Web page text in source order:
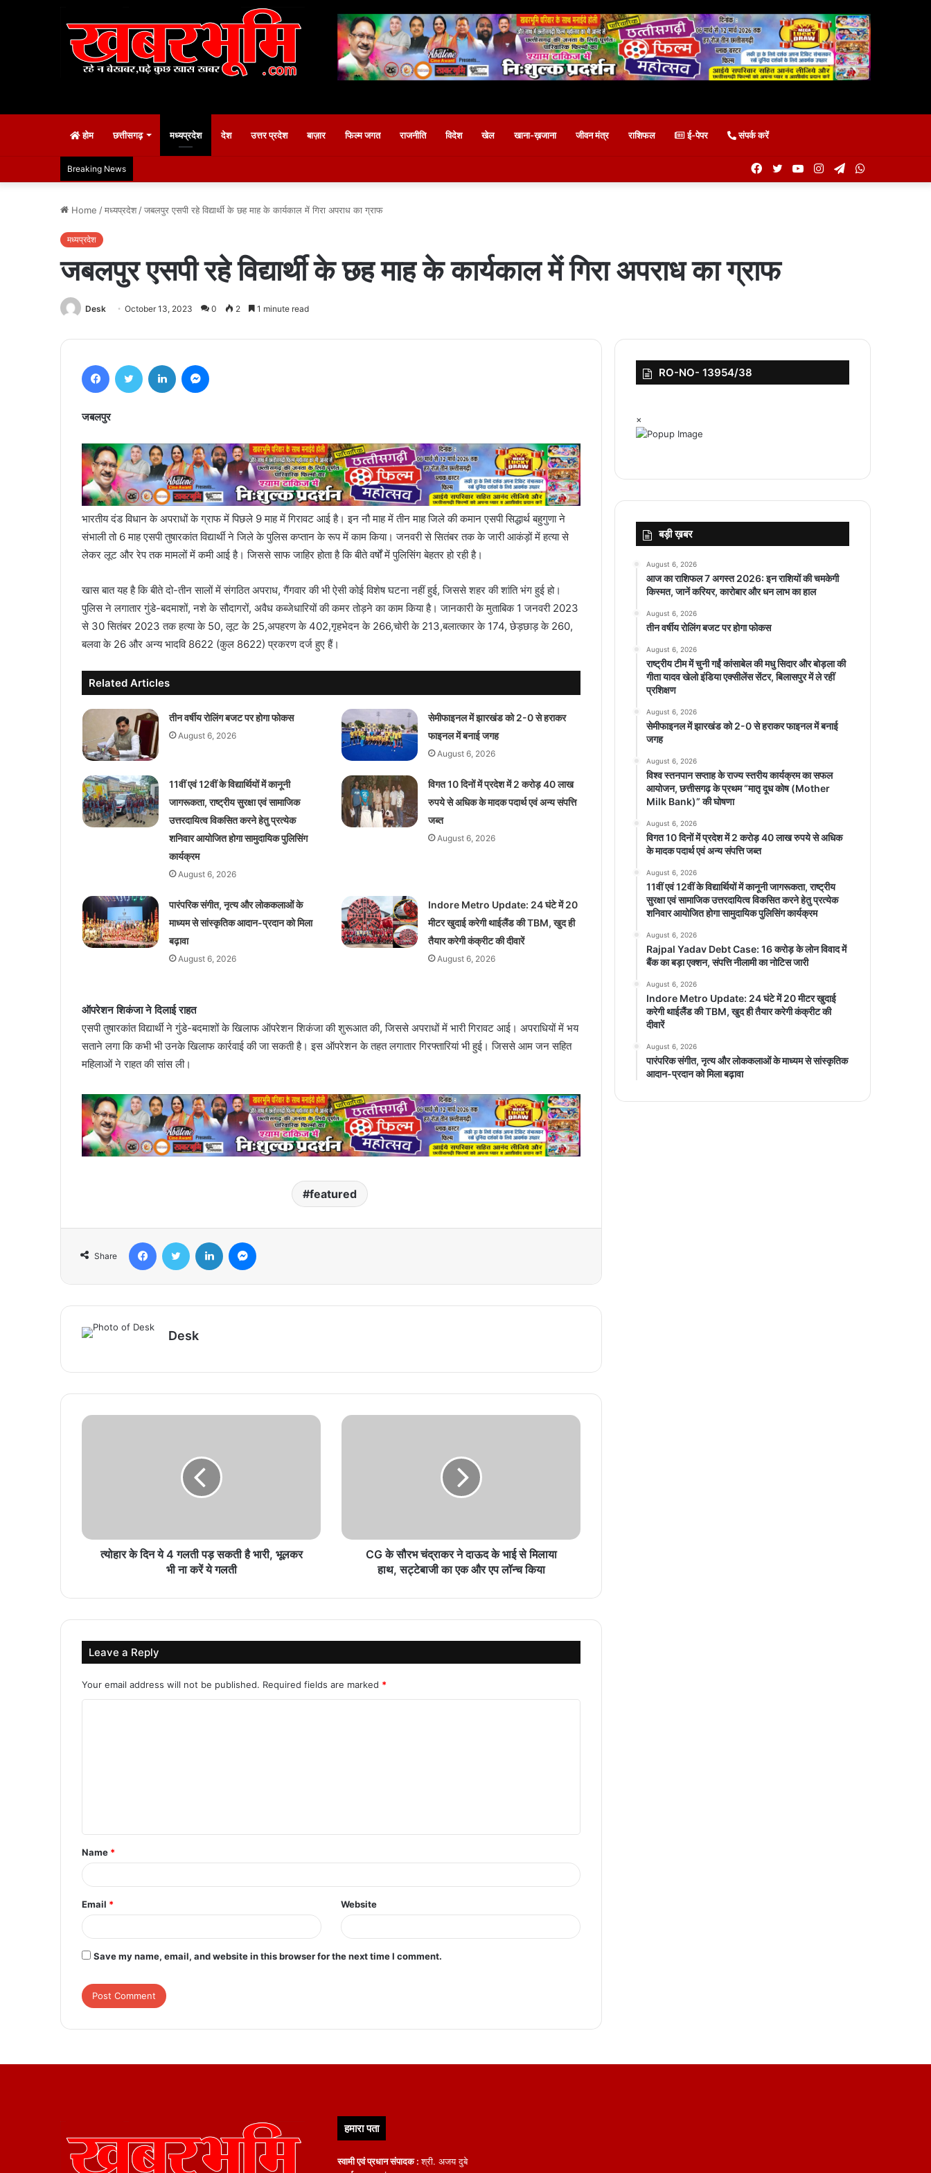
होम छत्तीसगढ़ मध्यप्रदेश देश उत्तर प्रदेश बाज़ार फिल्म जगत राजनीति विदेश खेल खाना-ख़जाना जीवन मंत्र राशिफल ई-पेपर संपर्क करें
Breaking News Telegram
Instagram
YouTube
Twitter
Facebook
Home /मध्यप्रदेश /जबलपुर एसपी रहे विद्यार्थी के छह माह के कार्यकाल में गिरा अपराध का ग्राफ
मध्यप्रदेश
जबलपुर एसपी रहे विद्यार्थी के छह माह के कार्यकाल में गिरा अपराध का ग्राफ
Desk October 13, 2023 0 2 1 minute read
जबलपुर
भारतीय दंड विधान के अपराधों के ग्राफ में पिछले 9 माह में गिरावट आई है। इन नौ माह में तीन माह जिले की कमान एसपी सिद्धार्थ बहुगुणा ने
संभाली तो 6 माह एसपी तुषारकांत विद्यार्थी ने जिले के पुलिस कप्तान के रूप में काम किया। जनवरी से सितंबर तक के जारी आकंड़ों में हत्या से
लेकर लूट और रेप तक मामलों में कमी आई है। जिससे साफ जाहिर होता है कि बीते वर्षों में पुलिसिंग बेहतर हो रही है।
खास बात यह है कि बीते दो-तीन सालों में संगठित अपराध, गैंगवार की भी ऐसी कोई विशेष घटना नहीं हुई, जिससे शहर की शांति भंग हुई हो।
पुलिस ने लगातार गुंडे-बदमाशों, नशे के सौदागरों, अवैध कब्जेधारियों की कमर तोड़ने का काम किया है। जानकारी के मुताबिक 1 जनवरी 2023
से 30 सितंबर 2023 तक हत्या के 50, लूट के 25,अपहरण के 402,गृहभेदन के 266,चोरी के 213,बलात्कार के 174, छेड़छाड़ के 260,
बलवा के 26 और अन्य भादवि 8622 (कुल 8622) प्रकरण दर्ज हुए हैं।
Related Articles
तीन वर्षीय रोलिंग बजट पर होगा फोकस
August 6, 2026
सेमीफाइनल में झारखंड को 2-0 से हराकर
फाइनल में बनाई जगह
August 6, 2026
11वीं एवं 12वीं के विद्यार्थियों में कानूनी
जागरूकता, राष्ट्रीय सुरक्षा एवं सामाजिक
उत्तरदायित्व विकसित करने हेतु प्रत्येक
शनिवार आयोजित होगा सामुदायिक पुलिसिंग
कार्यक्रम
August 6, 2026
विगत 10 दिनों में प्रदेश में 2 करोड़ 40 लाख
रुपये से अधिक के मादक पदार्थ एवं अन्य संपत्ति
जब्त
August 6, 2026
पारंपरिक संगीत, नृत्य और लोककलाओं के
माध्यम से सांस्कृतिक आदान-प्रदान को मिला
बढ़ावा
August 6, 2026
Indore Metro Update: 24 घंटे में 20
मीटर खुदाई करेगी थाईलैंड की TBM, खुद ही
तैयार करेगी कंक्रीट की दीवारें
August 6, 2026
ऑपरेशन शिकंजा ने दिलाई राहत
एसपी तुषारकांत विद्यार्थी ने गुंडे-बदमाशों के खिलाफ ऑपरेशन शिकंजा की शुरूआत की, जिससे अपराधों में भारी गिरावट आई। अपराधियों में भय
सताने लगा कि कभी भी उनके खिलाफ कार्रवाई की जा सकती है। इस ऑपरेशन के तहत लगातार गिरफ्तारियां भी हुई। जिससे आम जन सहित
महिलाओं ने राहत की सांस ली।
featured
Share
Desk
त्योहार के दिन ये 4 गलती पड़ सकती है भारी, भूलकर
भी ना करें ये गलती
CG के सौरभ चंद्राकर ने दाऊद के भाई से मिलाया
हाथ, सट्टेबाजी का एक और एप लॉन्च किया
Leave a Reply
Your email address will not be published. Required fields are marked *
t
*
Name *
Email * Website
Save my name, email, and website in this browser for the next time I comment.
RO-NO- 13954/38
×
बड़ी ख़बर
August 6, 2026
आज का राशिफल 7 अगस्त 2026: इन राशियों की चमकेगी
किस्मत, जानें करियर, कारोबार और धन लाभ का हाल
August 6, 2026
तीन वर्षीय रोलिंग बजट पर होगा फोकस
August 6, 2026
राष्ट्रीय टीम में चुनी गईं कांसाबेल की मधु सिदार और बोड़ला की
गीता यादव खेलो इंडिया एक्सीलेंस सेंटर, बिलासपुर में ले रहीं
प्रशिक्षण
August 6, 2026
सेमीफाइनल में झारखंड को 2-0 से हराकर फाइनल में बनाई
जगह
August 6, 2026
विश्व स्तनपान सप्ताह के राज्य स्तरीय कार्यक्रम का सफल
आयोजन, छत्तीसगढ़ के प्रथम “मातृ दूध कोष (Mother
Milk Bank)” की घोषणा
August 6, 2026
विगत 10 दिनों में प्रदेश में 2 करोड़ 40 लाख रुपये से अधिक
के मादक पदार्थ एवं अन्य संपत्ति जब्त
August 6, 2026
11वीं एवं 12वीं के विद्यार्थियों में कानूनी जागरूकता, राष्ट्रीय
सुरक्षा एवं सामाजिक उत्तरदायित्व विकसित करने हेतु प्रत्येक
शनिवार आयोजित होगा सामुदायिक पुलिसिंग कार्यक्रम
August 6, 2026
Rajpal Yadav Debt Case: 16 करोड़ के लोन विवाद में
बैंक का बड़ा एक्शन, संपत्ति नीलामी का नोटिस जारी
August 6, 2026
Indore Metro Update: 24 घंटे में 20 मीटर खुदाई
करेगी थाईलैंड की TBM, खुद ही तैयार करेगी कंक्रीट की
दीवारें
August 6, 2026
पारंपरिक संगीत, नृत्य और लोककलाओं के माध्यम से सांस्कृतिक
आदान-प्रदान को मिला बढ़ावा
हमारा पता
स्वामी एवं प्रधान संपादक :श्री. अजय दुबे